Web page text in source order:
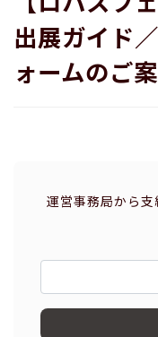
出展ガイド
ォームのご
運営事務局から